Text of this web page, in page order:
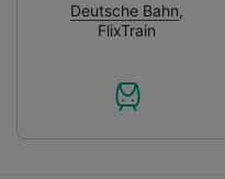
Deutsche Bahn,
FlixTrain